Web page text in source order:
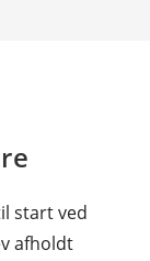
start ved
afholdt